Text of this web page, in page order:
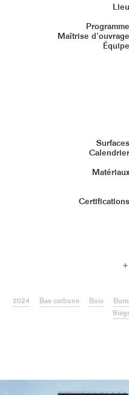
Lieu
Programme
Maîtrise d’ouvrage
Équipe
Surfaces
Calendrier
Matériaux
Certifications
＋
2024 Bas carbone Bois